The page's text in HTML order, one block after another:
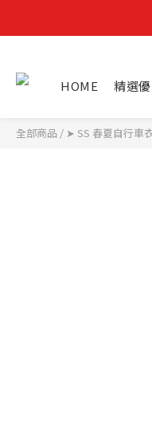
HOME 精選
全部商品 / ➤ SS 春夏自行車